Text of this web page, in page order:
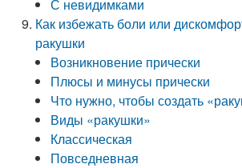
С невидимками
Как избежать боли или
ракушки
Возникновение прически
Плюсы и минусы прически
Что нужно, чтобы создать
Виды «ракушки»
Классическая
Повседневная